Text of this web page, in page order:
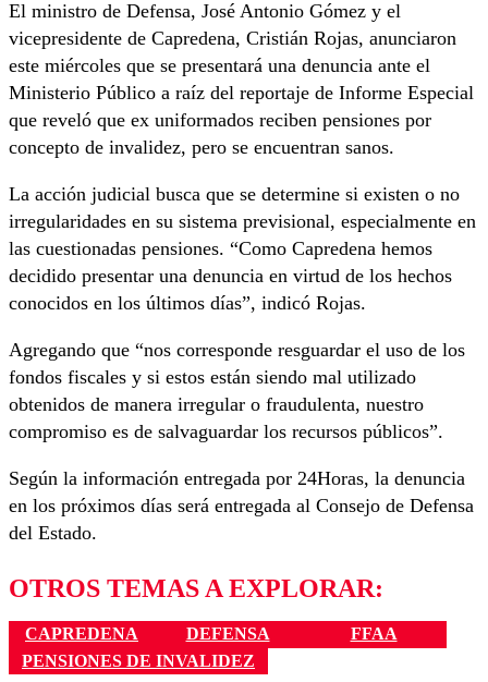
El ministro de Defensa, José Antonio Gómez y el
vicepresidente de Capredena, Cristián Rojas, anunciaron
este miércoles que se presentará una denuncia ante el
Ministerio Público a raíz del reportaje de Informe Especial
que reveló que ex uniformados reciben pensiones por
concepto de invalidez, pero se encuentran sanos.
La acción judicial busca que se determine si existen o no
irregularidades en su sistema previsional, especialmente en
las cuestionadas pensiones. “Como Capredena hemos
decidido presentar una denuncia en virtud de los hechos
conocidos en los últimos días”, indicó Rojas.
Agregando que “nos corresponde resguardar el uso de los
fondos fiscales y si estos están siendo mal utilizado
obtenidos de manera irregular o fraudulenta, nuestro
compromiso es de salvaguardar los recursos públicos”.
Según la información entregada por 24Horas, la denuncia
en los próximos días será entregada al Consejo de Defensa
del Estado.
OTROS TEMAS A EXPLORAR:
CAPREDENA DEFENSA
FFAA
PENSIONES DE INVALIDEZ